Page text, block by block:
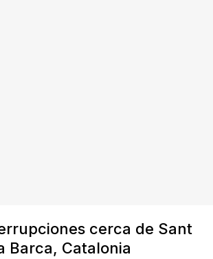
cerca de Sant
Barca, Catalonia